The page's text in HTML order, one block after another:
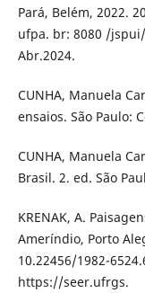
Pará, Belém, 2022.
ufpa. br: 8080 /
Abr.2024.
CUNHA, Manuela
ensaios. São Paulo:
CUNHA, Manuela
Brasil. 2. ed. São
KRENAK, A.
Ameríndio, Porto
10.22456/1982-
https://seer.ufrgs.